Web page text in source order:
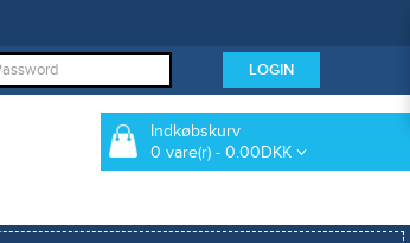
Indkøbskurv
0 vare(r) - 0.00DKK